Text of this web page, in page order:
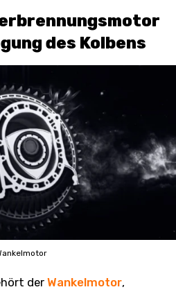
des Kolbens
der Wankelmotor,